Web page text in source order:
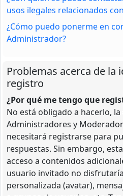
usos ilegales relacionados
¿Cómo puedo ponerme en
Administrador?
Problemas acerca de la
registro
¿Por qué me tengo que
No está obligado a hacerlo,
Administradores y
necesitará registrarse para
respuestas. Sin embargo,
acceso a contenidos
usuario invitado no
personalizada (avatar),